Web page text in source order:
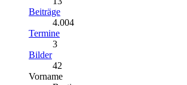
Beiträge
4.004
Termine
3
Bilder
42
Vorname